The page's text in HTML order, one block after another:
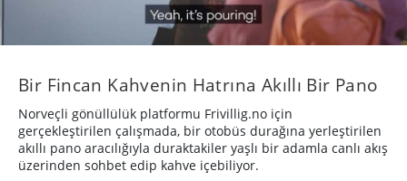
Bir Fincan Kahvenin Hatrına Akıllı Bir Pano
Norveçli gönüllülük platformu Frivillig.no için
gerçekleştirilen çalışmada, bir otobüs durağına yerleştirilen
akıllı pano aracılığıyla duraktakiler yaşlı bir adamla canlı akış
üzerinden sohbet edip kahve içebiliyor.